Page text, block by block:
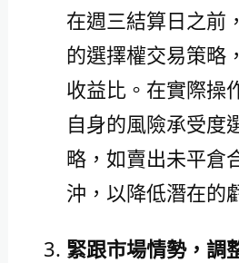
在週三結算日之前
的選擇權交易策略
收益比。在實際操
自身的風險承受度
略，如賣出未平倉
沖，以降低潛在的
緊跟市場情勢，調